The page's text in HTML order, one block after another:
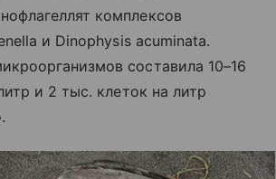
комплексов
и Dinophysis acuminata.
составила 10–16
и 2 тыс. клеток на литр